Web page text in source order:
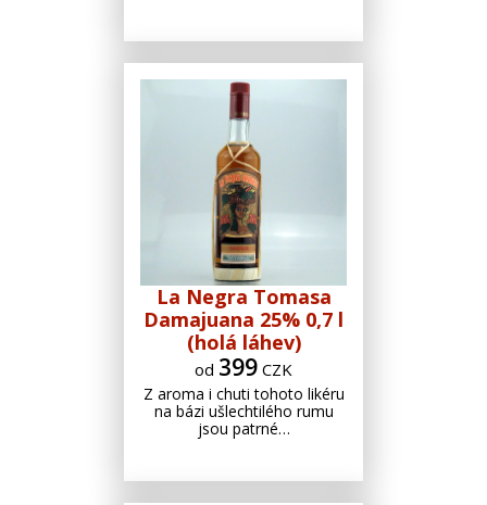
La Negra Tomasa
Damajuana 25% 0,7 l
(holá láhev)
od 399 CZK
Z aroma i chuti tohoto likéru
na bázi ušlechtilého rumu
jsou patrné…